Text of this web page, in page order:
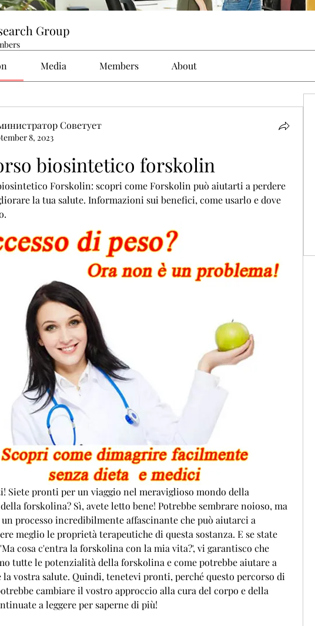
Group
Media Members About
Советует
8, 2023
biosintetico forskolin
Forskolin: scopri come Forskolin può aiutarti a perdere
la tua salute. Informazioni sui benefici, come usarlo e dove
Siete pronti per un viaggio nel meraviglioso mondo della
forskolina? Sì, avete letto bene! Potrebbe sembrare noioso, ma
processo incredibilmente affascinante che può aiutarci a
meglio le proprietà terapeutiche di questa sostanza. E se state
cosa c'entra la forskolina con la mia vita?', vi garantisco che
tutte le potenzialità della forskolina e come potrebbe aiutare a
vostra salute. Quindi, tenetevi pronti, perché questo percorso di
cambiare il vostro approccio alla cura del corpo e della
a leggere per saperne di più!